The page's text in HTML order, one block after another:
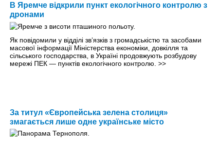
В Яремче відкрили пункт екологічного контролю з
дронами
Як повідомили у відділі зв’язків з громадськістю та засобами
масової інформації Міністерства економіки, довкілля та
сільського господарства, в Україні продовжують розбудову
мережі ПЕК — пунктів екологічного контролю. >>
За титул «Європейська зелена столиця»
змагається лише одне українське місто